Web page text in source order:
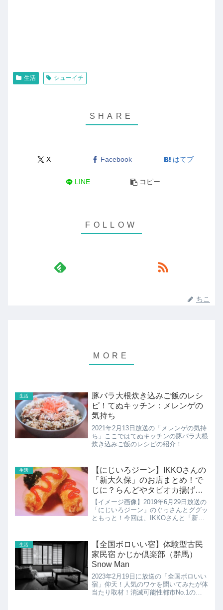
生活 シューイチ
X Facebook はてブ
LINE コピー
ちこ
生活
豚バラ大根炊き込みご飯のレシ
ピ！てぬキッチン：メレンゲの
気持ち
2021年2月13日放送の「メレンゲの気持
ち」ここではてぬキッチンの豚バラ大根
炊き込みご飯のレシピの紹介！
生活
【にじいろジーン】IKKOさんの
「新大久保」のお店まとめ！で
じに？らんどやタピオカ揚げパ
ン、美白クリーム
【イメージ画像】2019年6月29日放送の
「にじいろジーン」のぐっさんとググッ
ともっと！今回は、IKKOさんと「新大
久保に20年通う専門家：himeさんオス
スメのお店で...
生活
【全国ボロいい宿】体験型古民
家民宿 かじか倶楽部（群馬）
Snow Man
2023年2月19日に放送の「全国ボロいい
宿」仰天！人気のワケを聞いてみたが体
当たり取材！消滅可能性都市No.1の村